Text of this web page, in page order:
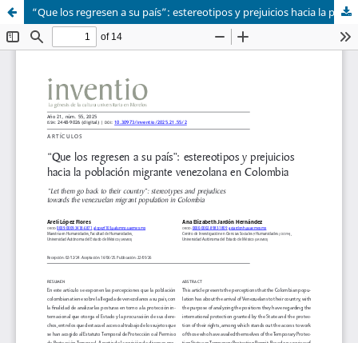
“Que los regresen a su país”: estereotipos y prejuicios hacia la población migrante venezolana en Colombia